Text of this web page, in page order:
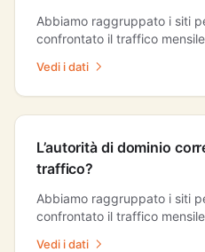
Abbiamo raggruppato i siti
confrontato il traffico
Vedi i dati
L’autorità di dominio
traffico?
Abbiamo raggruppato i siti
confrontato il traffico
Vedi i dati